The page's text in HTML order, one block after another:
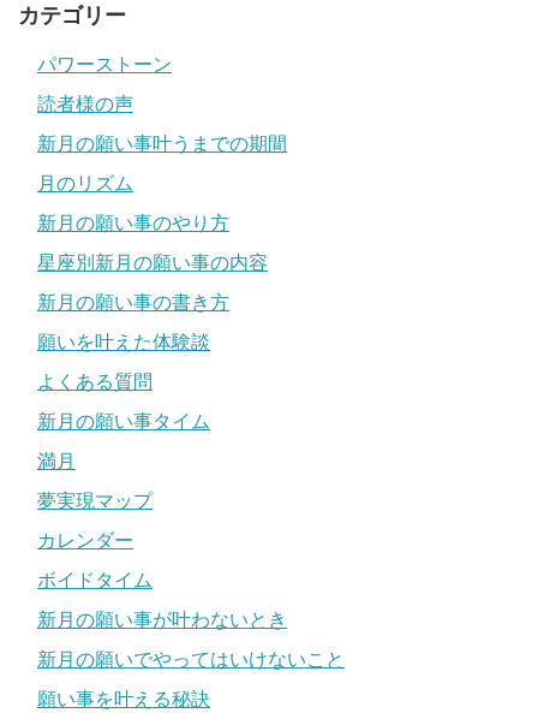
カテゴリー
パワーストーン
読者様の声
新月の願い事叶うまでの期間
月のリズム
新月の願い事のやり方
星座別新月の願い事の内容
新月の願い事の書き方
願いを叶えた体験談
よくある質問
新月の願い事タイム
満月
夢実現マップ
カレンダー
ボイドタイム
新月の願い事が叶わないとき
新月の願いでやってはいけないこと
願い事を叶える秘訣